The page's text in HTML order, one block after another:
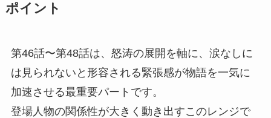
ポイント
第46話〜第48話は、怒涛の展開を軸に、涙なしに
は見られないと形容される緊張感が物語を一気に
加速させる最重要パートです。
登場人物の関係性が大きく動き出すこのレンジで